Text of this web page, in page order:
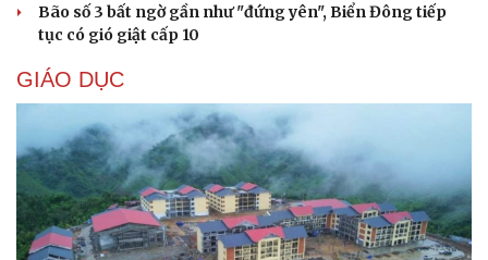
Bão số 3 bất ngờ gần như "đứng yên", Biển Đông tiếp
tục có gió giật cấp 10
GIÁO DỤC